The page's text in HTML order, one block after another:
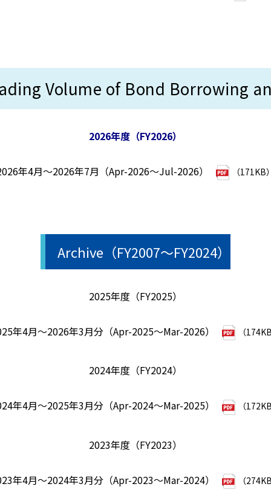
Volume of Bond Borrowing
2026年度（FY2026）
年4月～2026年7月（Apr-2026～Jul-2026） （171KB
Archive（FY2007～FY2024）
2025年度（FY2025）
年4月～2026年3月分（Apr-2025～Mar-2026） （
2024年度（FY2024）
年4月～2025年3月分（Apr-2024～Mar-2025） （
2023年度（FY2023）
年4月～2024年3月分（Apr-2023～Mar-2024） （